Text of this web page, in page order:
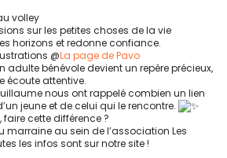
volley
sur les petites choses de la vie
horizons et redonne confiance.
@La page de Pavo
adulte bénévole devient un repère précieux,
écoute attentive.
nous ont rappelé combien un lien
jeune et de celui qui le rencontre.
faire cette différence ?
marraine au sein de l’association Les
les infos sont sur notre site !